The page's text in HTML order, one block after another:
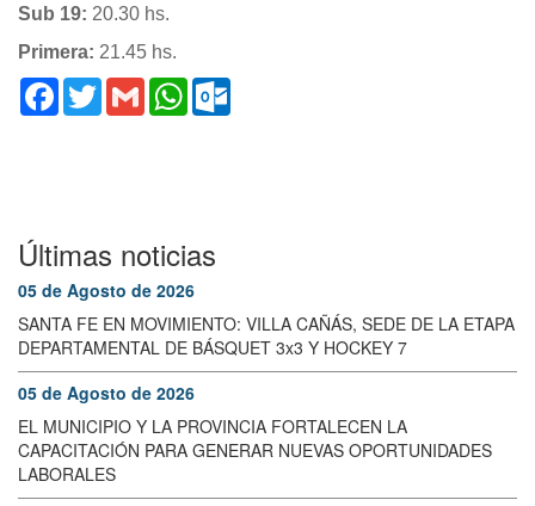
Sub 19: 20.30 hs.
Primera: 21.45 hs.
Facebook
TwitterGmail WhatsApp
Últimas noticias
05 de Agosto de 2026
SANTA FE EN MOVIMIENTO: VILLA CAÑÁS, SEDE DE LA ETAPA
DEPARTAMENTAL DE BÁSQUET 3x3 Y HOCKEY 7
05 de Agosto de 2026
EL MUNICIPIO Y LA PROVINCIA FORTALECEN LA
CAPACITACIÓN PARA GENERAR NUEVAS OPORTUNIDADES
LABORALES